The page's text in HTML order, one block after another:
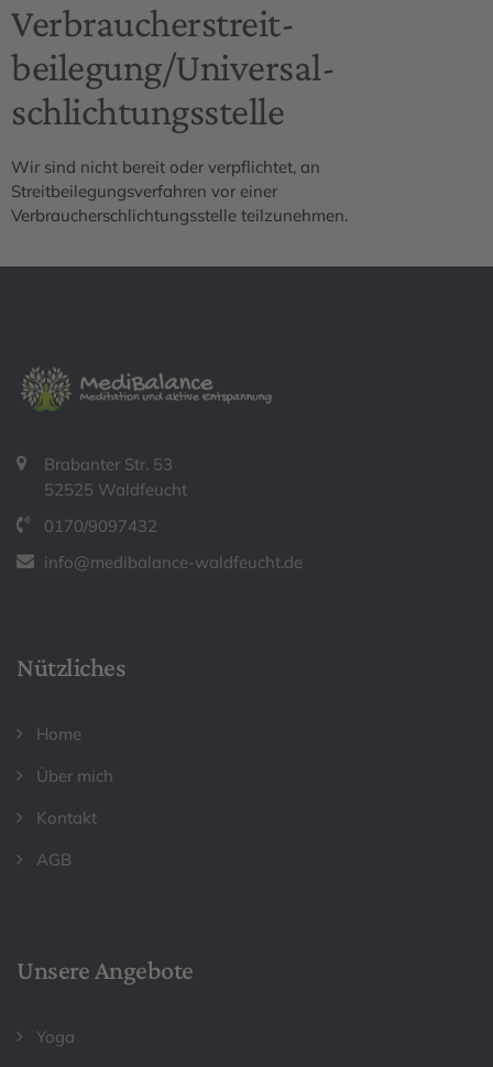
Verbraucher­streit­
beilegung/Universal­
schlichtungs­stelle
Wir sind nicht bereit oder verpflichtet, an
Streitbeilegungsverfahren vor einer
Verbraucherschlichtungsstelle teilzunehmen.
Brabanter Str. 53
52525 Waldfeucht
0170/9097432
info@medibalance-waldfeucht.de
Nützliches
Home
Über mich
Kontakt
AGB
Unsere Angebote
Yoga